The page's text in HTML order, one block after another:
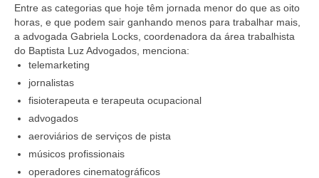
Entre as categorias que hoje têm jornada menor do que as oito
horas, e que podem sair ganhando menos para trabalhar mais,
a advogada Gabriela Locks, coordenadora da área trabalhista
do Baptista Luz Advogados, menciona:
telemarketing
jornalistas
fisioterapeuta e terapeuta ocupacional
advogados
aeroviários de serviços de pista
músicos profissionais
operadores cinematográficos